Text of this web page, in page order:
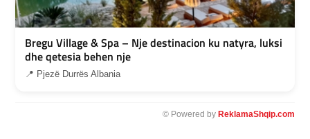
Bregu Village & Spa – Nje destinacion ku natyra, luksi
dhe qetesia behen nje
📍 Pjezë Durrës Albania
© Powered by ReklamaShqip.com